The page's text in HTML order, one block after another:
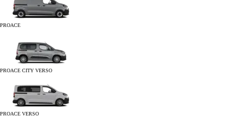
PROACE
PROACE CITY VERSO
PROACE VERSO